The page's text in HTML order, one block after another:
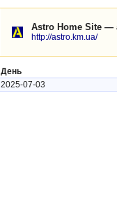
Astro Home Site —
http://astro.km.ua/
День
2025-07-03